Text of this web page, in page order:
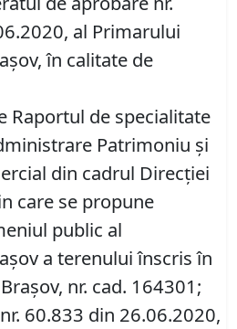
al Primarului
în calitate de
Raportul de specialitate
Patrimoniu şi
din cadrul Direcției
care se propune
public al
a terenului înscris în
nr. cad. 164301;
60.833 din 26.06.2020,